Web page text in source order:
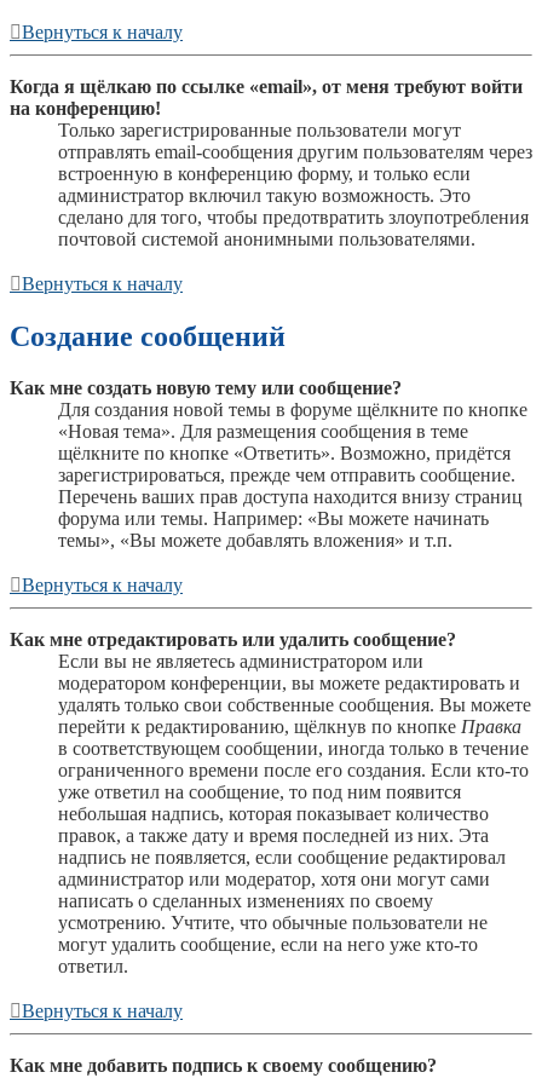
Вернуться к началу
Когда я щёлкаю по ссылке «email», от меня требуют войти
на конференцию!
Только зарегистрированные пользователи могут
отправлять email-сообщения другим пользователям через
встроенную в конференцию форму, и только если
администратор включил такую возможность. Это
сделано для того, чтобы предотвратить злоупотребления
почтовой системой анонимными пользователями.
Вернуться к началу
Создание сообщений
Как мне создать новую тему или сообщение?
Для создания новой темы в форуме щёлкните по кнопке
«Новая тема». Для размещения сообщения в теме
щёлкните по кнопке «Ответить». Возможно, придётся
зарегистрироваться, прежде чем отправить сообщение.
Перечень ваших прав доступа находится внизу страниц
форума или темы. Например: «Вы можете начинать
темы», «Вы можете добавлять вложения» и т.п.
Вернуться к началу
Как мне отредактировать или удалить сообщение?
Если вы не являетесь администратором или
модератором конференции, вы можете редактировать и
удалять только свои собственные сообщения. Вы можете
перейти к редактированию, щёлкнув по кнопке Правка
в соответствующем сообщении, иногда только в течение
ограниченного времени после его создания. Если кто-то
уже ответил на сообщение, то под ним появится
небольшая надпись, которая показывает количество
правок, а также дату и время последней из них. Эта
надпись не появляется, если сообщение редактировал
администратор или модератор, хотя они могут сами
написать о сделанных изменениях по своему
усмотрению. Учтите, что обычные пользователи не
могут удалить сообщение, если на него уже кто-то
ответил.
Вернуться к началу
Как мне добавить подпись к своему сообщению?